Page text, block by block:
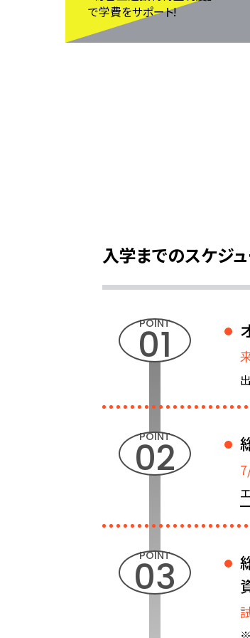
で学費をサポート!
入学までのスケジ